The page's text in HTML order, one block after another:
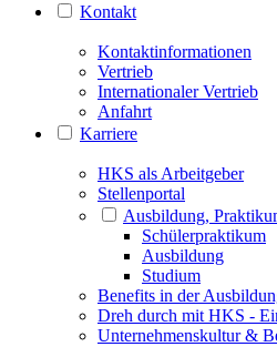
Kontakt
Kontaktinformationen
Vertrieb
Internationaler Vertrieb
Anfahrt
Karriere
HKS als Arbeitgeber
Stellenportal
Ausbildung,
Schülerpraktikum
Ausbildung
Studium
Benefits in der
Dreh durch mit HKS -
Unternehmenskultur &